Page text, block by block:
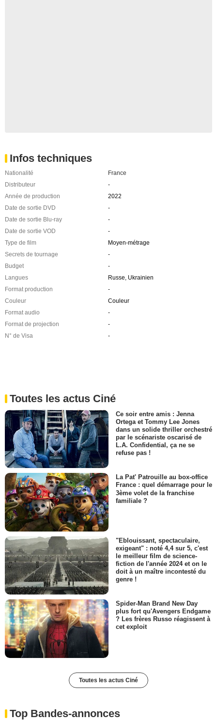
Infos techniques
Nationalité
France
Distributeur
-
Année de production
2022
Date de sortie DVD
-
Date de sortie Blu-ray
-
Date de sortie VOD
-
Type de film
Moyen-métrage
Secrets de tournage
-
Budget
-
Langues
Russe, Ukrainien
Format production
-
Couleur
Couleur
Format audio
-
Format de projection
-
N° de Visa
-
Toutes les actus Ciné
Ce soir entre amis : Jenna
Ortega et Tommy Lee Jones
dans un solide thriller orchestré
par le scénariste oscarisé de
L.A. Confidential, ça ne se
refuse pas !
La Pat' Patrouille au box-office
France : quel démarrage pour le
3ème volet de la franchise
familiale ?
"Eblouissant, spectaculaire,
exigeant" : noté 4,4 sur 5, c'est
le meilleur film de science-
fiction de l'année 2024 et on le
doit à un maître incontesté du
genre !
Spider-Man Brand New Day
plus fort qu'Avengers Endgame
? Les frères Russo réagissent à
cet exploit
Toutes les actus Ciné
Top Bandes-annonces